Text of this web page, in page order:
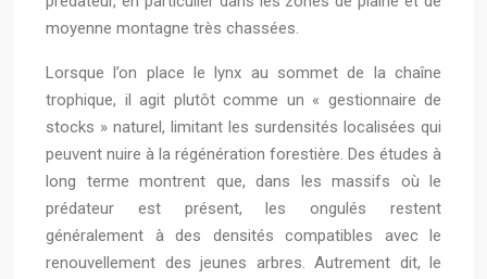
moyenne montagne très chassées.
Lorsque l’on place le lynx au sommet de la chaîne
trophique, il agit plutôt comme un « gestionnaire de
stocks » naturel, limitant les surdensités localisées qui
peuvent nuire à la régénération forestière. Des études à
long terme montrent que, dans les massifs où le
prédateur est présent, les ongulés restent
généralement à des densités compatibles avec le
renouvellement des jeunes arbres. Autrement dit, le